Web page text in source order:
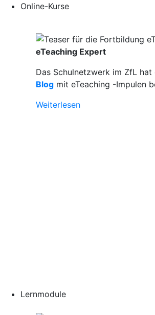
Online-Kurse
eTeaching Expert
Das Schulnetzwerk im ZfL
Blog mit eTeaching -Impulen
Weiterlesen
Lernmodule